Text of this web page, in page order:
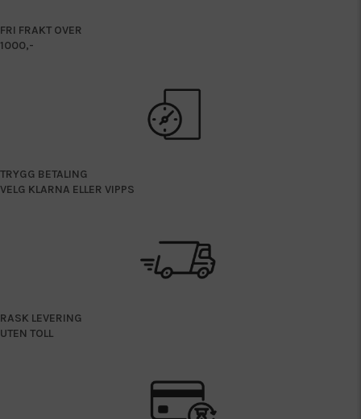
FRI FRAKT OVER
1000,-
TRYGG BETALING
VELG KLARNA ELLER VIPPS
RASK LEVERING
UTEN TOLL